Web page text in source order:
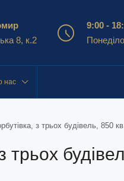
8, к.2
9:00 -
нас
з трьох будівель, 850
трьох